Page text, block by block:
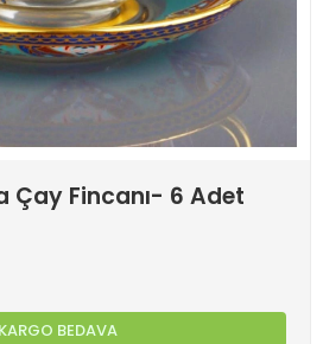
Çay Fincanı- 6 Adet
KARGO BEDAVA